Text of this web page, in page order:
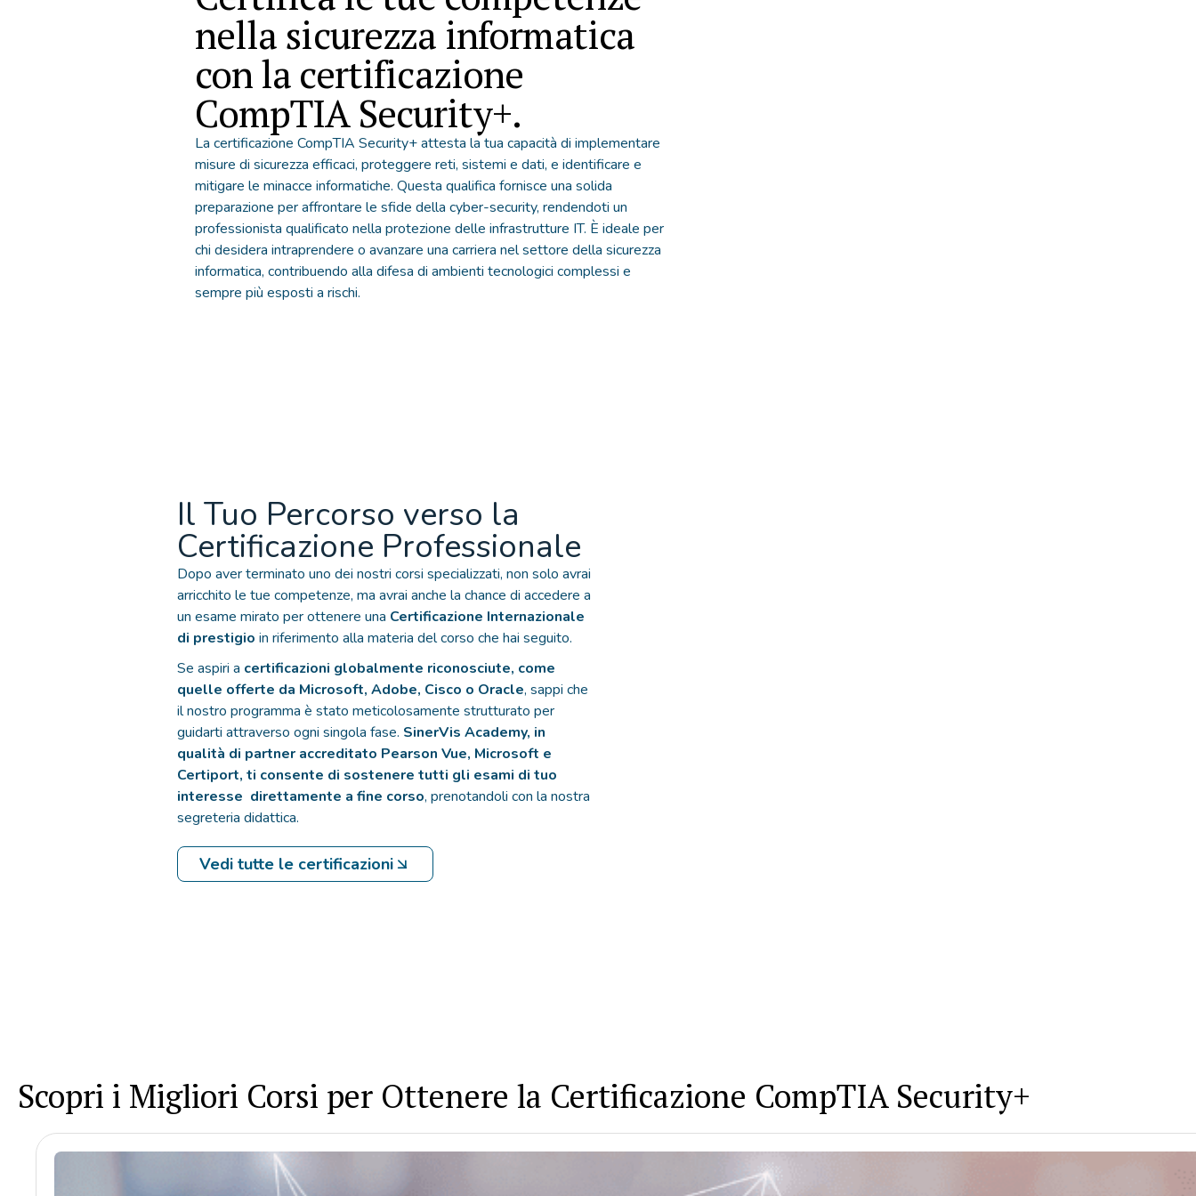
nella sicurezza informatica
con la certificazione
CompTIA Security+.
La certificazione CompTIA Security+ attesta la tua capacità di implementare
misure di sicurezza efficaci, proteggere reti, sistemi e dati, e identificare e
mitigare le minacce informatiche. Questa qualifica fornisce una solida
preparazione per affrontare le sfide della cyber-security, rendendoti un
professionista qualificato nella protezione delle infrastrutture IT. È ideale per
chi desidera intraprendere o avanzare una carriera nel settore della sicurezza
informatica, contribuendo alla difesa di ambienti tecnologici complessi e
sempre più esposti a rischi.
Il Tuo Percorso verso la
Certificazione Professionale
Dopo aver terminato uno dei nostri corsi specializzati, non solo avrai
arricchito le tue competenze, ma avrai anche la chance di accedere a
un esame mirato per ottenere una Certificazione Internazionale
di prestigio in riferimento alla materia del corso che hai seguito.
Se aspiri a certificazioni globalmente riconosciute, come
quelle offerte da Microsoft, Adobe, Cisco o Oracle, sappi che
il nostro programma è stato meticolosamente strutturato per
guidarti attraverso ogni singola fase. SinerVis Academy, in
qualità di partner accreditato Pearson Vue, Microsoft e
Certiport, ti consente di sostenere tutti gli esami di tuo
interesse direttamente a fine corso, prenotandoli con la nostra
segreteria didattica.
Vedi tutte le certificazioni
Scopri i Migliori Corsi per Ottenere la Certificazione CompTIA Security+